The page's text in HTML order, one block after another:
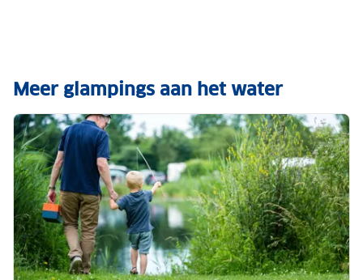
Meer glampings aan het water